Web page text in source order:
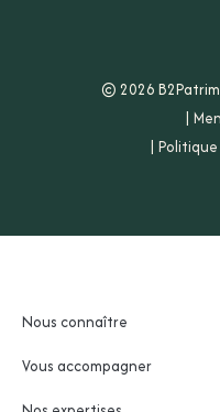
© 2026
|
|
Nous connaître
Vous accompagner